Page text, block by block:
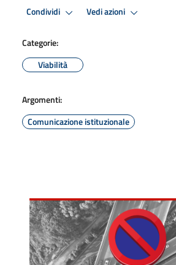
Condividi Vedi azioni
Categorie:
Viabilità
Argomenti:
Comunicazione istituzionale